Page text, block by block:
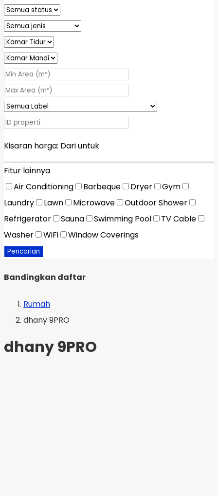
Kisaran harga: Dariuntuk
Fitur lainnya
Air Conditioning
Barbeque Dryer
Gym
Laundry
Lawn Microwave
Outdoor Shower
Refrigerator
Sauna Swimming Pool
TV Cable
Washer
WiFi Window Coverings
Pencarian
Bandingkan daftar
Rumah
dhany 9PRO
dhany 9PRO